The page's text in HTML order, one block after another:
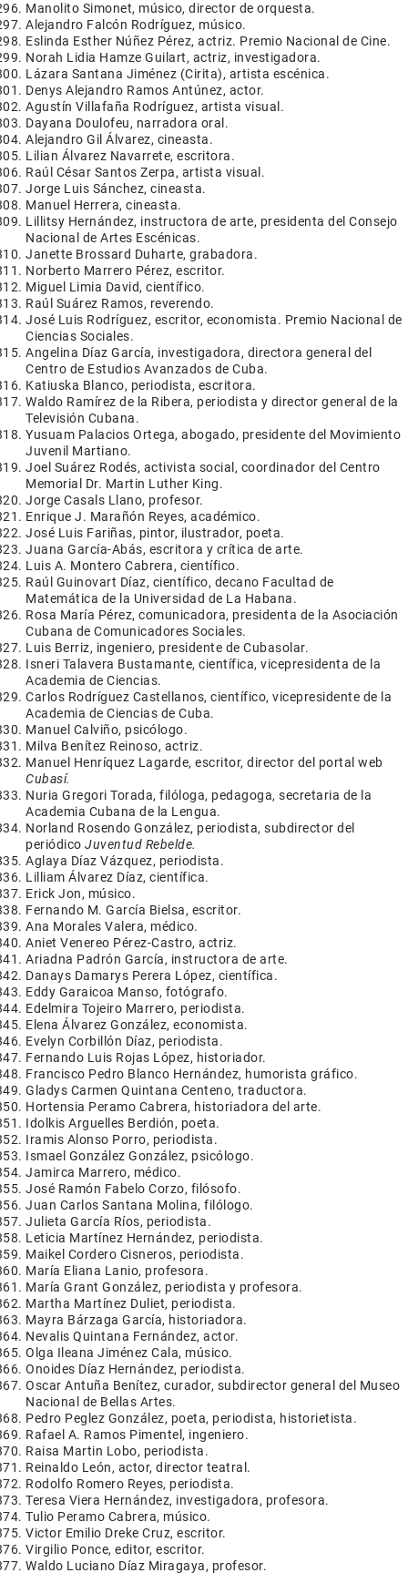
Manolito Simonet, músico, director de orquesta.
Alejandro Falcón Rodríguez, músico.
Eslinda Esther Núñez Pérez, actriz. Premio Nacional de Cine.
Norah Lidia Hamze Guilart, actriz, investigadora.
Lázara Santana Jiménez (Cirita), artista escénica.
Denys Alejandro Ramos Antúnez, actor.
Agustín Villafaña Rodríguez, artista visual.
Dayana Doulofeu, narradora oral.
Alejandro Gil Álvarez, cineasta.
Lilian Álvarez Navarrete, escritora.
Raúl César Santos Zerpa, artista visual.
Jorge Luis Sánchez, cineasta.
Manuel Herrera, cineasta.
Lillitsy Hernández, instructora de arte, presidenta del Consejo
Nacional de Artes Escénicas.
Janette Brossard Duharte, grabadora.
Norberto Marrero Pérez, escritor.
Miguel Limia David, científico.
Raúl Suárez Ramos, reverendo.
José Luis Rodríguez, escritor, economista. Premio Nacional de
Ciencias Sociales.
Angelina Díaz García, investigadora, directora general del
Centro de Estudios Avanzados de Cuba.
Katiuska Blanco, periodista, escritora.
Waldo Ramírez de la Ribera, periodista y director general de la
Televisión Cubana.
Yusuam Palacios Ortega, abogado, presidente del Movimiento
Juvenil Martiano.
Joel Suárez Rodés, activista social, coordinador del Centro
Memorial Dr. Martin Luther King.
Jorge Casals Llano, profesor.
Enrique J. Marañón Reyes, académico.
José Luis Fariñas, pintor, ilustrador, poeta.
Juana García-Abás, escritora y crítica de arte.
Luis A. Montero Cabrera, científico.
Raúl Guinovart Díaz, científico, decano Facultad de
Matemática de la Universidad de La Habana.
Rosa María Pérez, comunicadora, presidenta de la Asociación
Cubana de Comunicadores Sociales.
Luis Berriz, ingeniero, presidente de Cubasolar.
Isneri Talavera Bustamante, científica, vicepresidenta de la
Academia de Ciencias.
Carlos Rodríguez Castellanos, científico, vicepresidente de la
Academia de Ciencias de Cuba.
Manuel Calviño, psicólogo.
Milva Benítez Reinoso, actriz.
Manuel Henríquez Lagarde, escritor, director del portal web
Cubasí.
Nuria Gregori Torada, filóloga, pedagoga, secretaria de la
Academia Cubana de la Lengua.
Norland Rosendo González, periodista, subdirector del
periódico Juventud Rebelde.
Aglaya Díaz Vázquez, periodista.
Lilliam Álvarez Díaz, científica.
Erick Jon, músico.
Fernando M. García Bielsa, escritor.
Ana Morales Valera, médico.
Aniet Venereo Pérez-Castro, actriz.
Ariadna Padrón García, instructora de arte.
Danays Damarys Perera López, científica.
Eddy Garaicoa Manso, fotógrafo.
Edelmira Tojeiro Marrero, periodista.
Elena Álvarez González, economista.
Evelyn Corbillón Díaz, periodista.
Fernando Luis Rojas López, historiador.
Francisco Pedro Blanco Hernández, humorista gráfico.
Gladys Carmen Quintana Centeno, traductora.
Hortensia Peramo Cabrera, historiadora del arte.
Idolkis Arguelles Berdión, poeta.
Iramis Alonso Porro, periodista.
Ismael González González, psicólogo.
Jamirca Marrero, médico.
José Ramón Fabelo Corzo, filósofo.
Juan Carlos Santana Molina, filólogo.
Julieta García Ríos, periodista.
Leticia Martínez Hernández, periodista.
Maikel Cordero Cisneros, periodista.
María Eliana Lanio, profesora.
María Grant González, periodista y profesora.
Martha Martínez Duliet, periodista.
Mayra Bárzaga García, historiadora.
Nevalis Quintana Fernández, actor.
Olga Ileana Jiménez Cala, músico.
Onoides Díaz Hernández, periodista.
Oscar Antuña Benítez, curador, subdirector general del Museo
Nacional de Bellas Artes.
Pedro Peglez González, poeta, periodista, historietista.
Rafael A. Ramos Pimentel, ingeniero.
Raisa Martin Lobo, periodista.
Reinaldo León, actor, director teatral.
Rodolfo Romero Reyes, periodista.
Teresa Viera Hernández, investigadora, profesora.
Tulio Peramo Cabrera, músico.
Victor Emilio Dreke Cruz, escritor.
Virgilio Ponce, editor, escritor.
Waldo Luciano Díaz Miragaya, profesor.